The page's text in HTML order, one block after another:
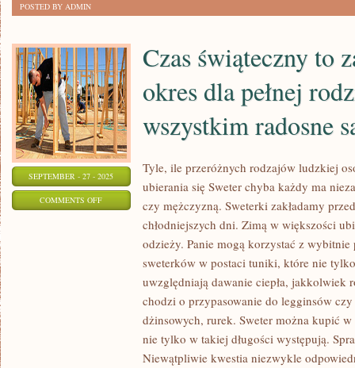
POSTED BY ADMIN
SEPTEMBER - 27 - 2025
COMMENTS OFFON
ZACZAROWANY
Czas świąteczny to
okres dla pełnej
wszystkim radosne
Tyle, ile przeróżnych rodzajów ludzkiej
ubierania się Sweter chyba każdy ma
czy mężczyzną. Sweterki zakładamy
chłodniejszych dni. Zimą w większości
odzieży. Panie mogą korzystać z
sweterków w postaci tuniki, które nie
uwzględniają dawanie ciepła, jakkolwiek
chodzi o przypasowanie do legginsów
dżinsowych, rurek. Sweter można kupić
nie tylko w takiej długości występują.
Niewątpliwie kwestia niezwykle